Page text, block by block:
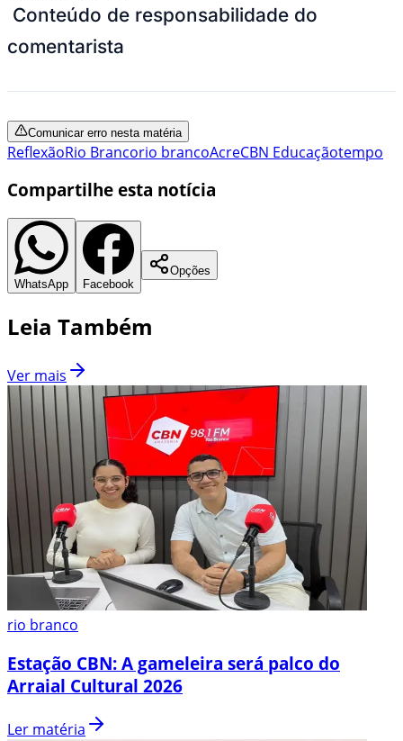
Conteúdo de responsabilidade do
comentarista
Comunicar erro nesta matéria
ReflexãoRio Brancorio brancoAcreCBN Educaçãotempo
Compartilhe esta notícia
WhatsApp Facebook
Opções
Leia Também
Ver mais
rio branco
Estação CBN: A gameleira será palco do
Arraial Cultural 2026
Ler matéria